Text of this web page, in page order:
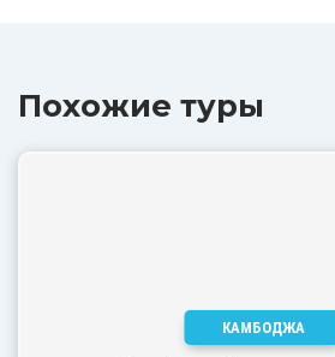
Похожие туры
КАМБОДЖА